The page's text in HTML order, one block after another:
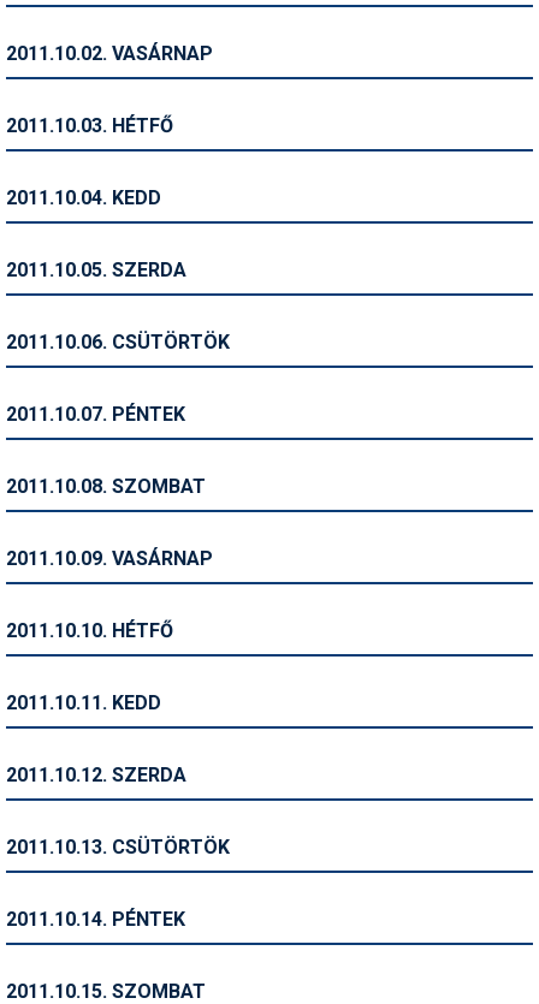
Ingatlan
Kerékpár
Magazinok
Pályázatok
Síbérletárak
Sífelszerelés
Símánia
2011.10.02. VASÁRNAP
2011.10.03. HÉTFŐ
2011.10.04. KEDD
2011.10.05. SZERDA
2011.10.06. CSÜTÖRTÖK
2011.10.07. PÉNTEK
2011.10.08. SZOMBAT
2011.10.09. VASÁRNAP
2011.10.10. HÉTFŐ
2011.10.11. KEDD
2011.10.12. SZERDA
2011.10.13. CSÜTÖRTÖK
2011.10.14. PÉNTEK
2011.10.15. SZOMBAT